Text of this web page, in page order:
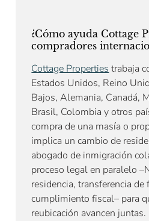
¿Cómo ayuda Cottage
compradores
Cottage Properties trabaja
Estados Unidos, Reino
Bajos, Alemania, Canadá,
Brasil, Colombia y otros
compra de una masía o
implica un cambio de
abogado de inmigración
proceso legal en paralelo
residencia, transferencia de
cumplimiento fiscal– para
reubicación avancen juntas.